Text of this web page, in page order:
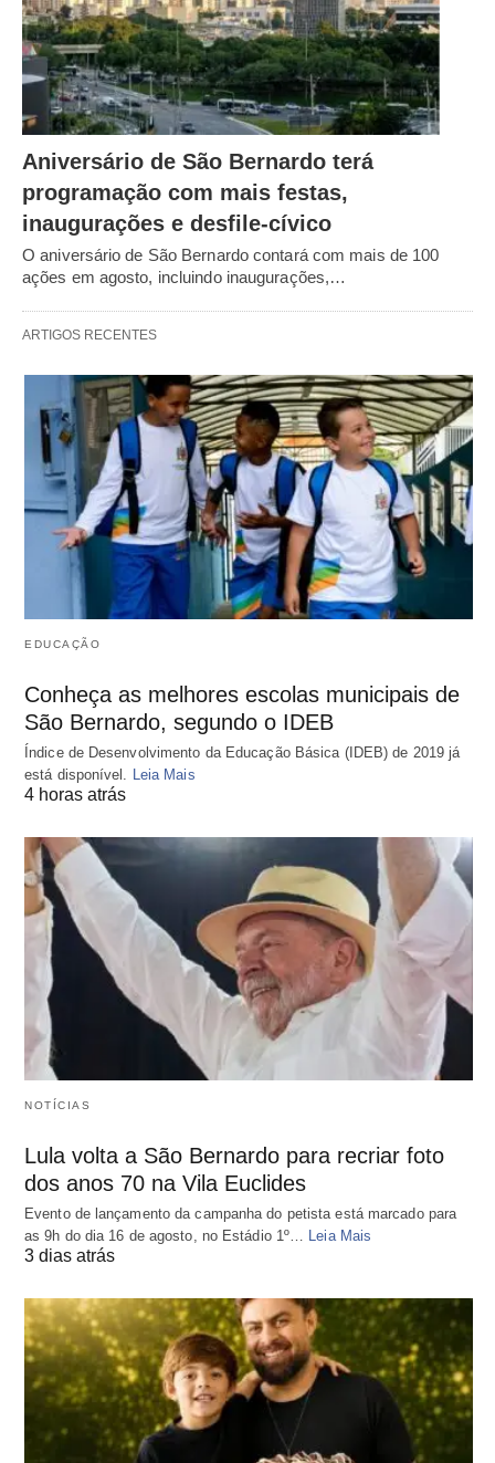
Aniversário de São Bernardo terá
programação com mais festas,
inaugurações e desfile-cívico
O aniversário de São Bernardo contará com mais de 100
ações em agosto, incluindo inaugurações,…
ARTIGOS RECENTES
EDUCAÇÃO
Conheça as melhores escolas municipais de
São Bernardo, segundo o IDEB
Índice de Desenvolvimento da Educação Básica (IDEB) de 2019 já
está disponível.
Leia Mais
4 horas atrás
NOTÍCIAS
Lula volta a São Bernardo para recriar foto
dos anos 70 na Vila Euclides
Evento de lançamento da campanha do petista está marcado para
as 9h do dia 16 de agosto, no Estádio 1º… Leia Mais
3 dias atrás